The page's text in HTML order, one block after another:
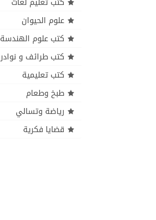
علوم الحيوان
كتب علوم الهندسة
كتب طرائف و نوادر
كتب تعليمية
طبخ وطعام
رياضة وتسالي
قضايا فكرية